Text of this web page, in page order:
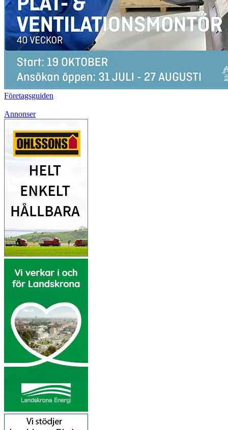
Företagsguiden
Annonser